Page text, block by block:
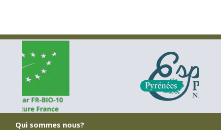
Qui sommes nous?